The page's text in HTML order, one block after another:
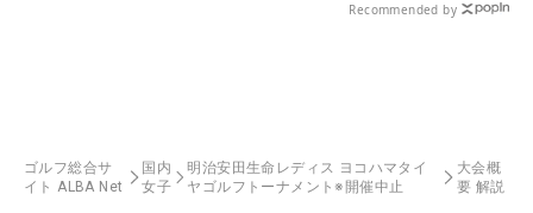
Recommended by
ゴルフ総合サ
イト ALBA Net
国内
女子
明治安田生命レディス ヨコハマタイ
ヤゴルフトーナメント※開催中止
大会概
要 解説